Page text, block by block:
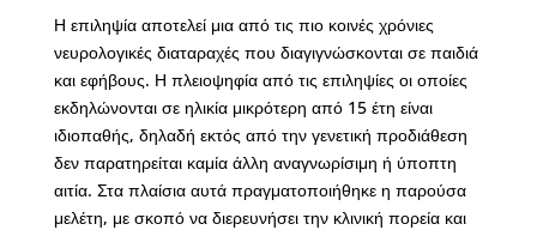
Η επιληψία αποτελεί μια από τις πιο κοινές χρόνιες
νευρολογικές διαταραχές που διαγιγνώσκονται σε παιδιά
και εφήβους. Η πλειοψηφία από τις επιληψίες οι οποίες
εκδηλώνονται σε ηλικία μικρότερη από 15 έτη είναι
ιδιοπαθής, δηλαδή εκτός από την γενετική προδιάθεση
δεν παρατηρείται καμία άλλη αναγνωρίσιμη ή ύποπτη
αιτία. Στα πλαίσια αυτά πραγματοποιήθηκε η παρούσα
μελέτη, με σκοπό να διερευνήσει την κλινική πορεία και